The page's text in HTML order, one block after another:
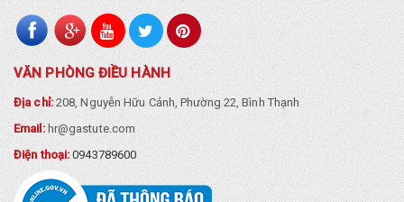
VĂN PHÒNG ĐIỀU HÀNH
Địa chỉ:208, Nguyễn Hữu Cảnh, Phường 22, Bình Thạnh
Email: hr@gastute.com
Điện thoại:0943789600